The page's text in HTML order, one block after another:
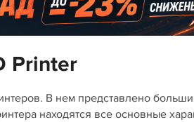
Printer
В нем представлено
находятся все основные